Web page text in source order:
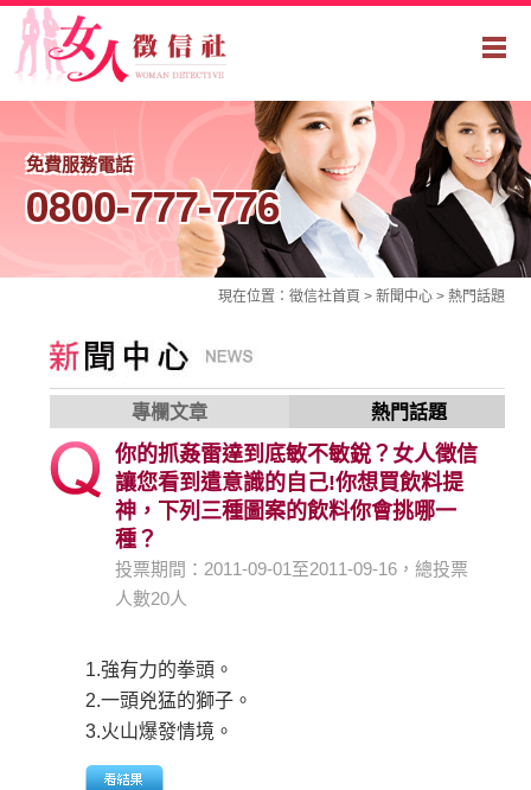
免費服務電話
0800-777-776
現在位置： 徵信社首頁 > 新聞中心> 熱門話題
專欄文章 熱門話題
你的抓姦雷達到底敏不敏銳？女人徵信
讓您看到遣意識的自己!你想買飲料提
神，下列三種圖案的飲料你會挑哪一
種？
投票期間：2011-09-01至2011-09-16，總投票
人數20人
1.強有力的拳頭。
2.一頭兇猛的獅子。
3.火山爆發情境。